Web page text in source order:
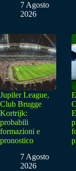
7 Agosto
2026
Jupiler League,
Club Brugge
Kortrijk:
probabili
formazioni e
pronostico
7 Agosto
2026